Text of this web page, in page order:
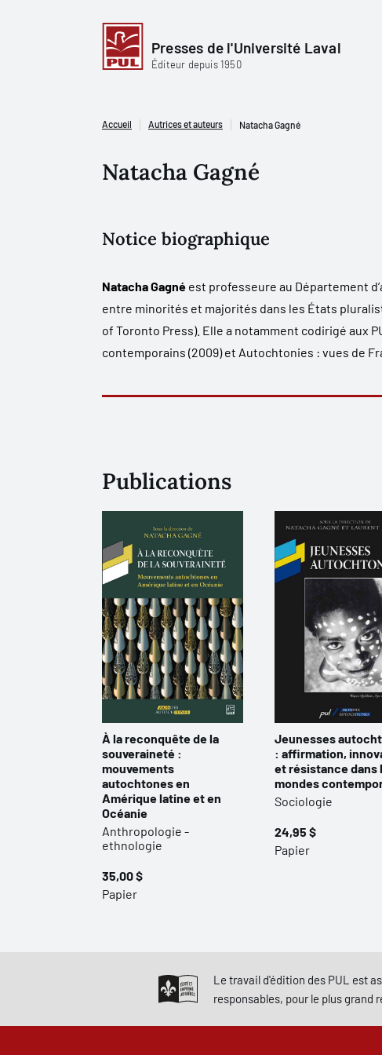
Presses de l'Université Laval
Éditeur depuis 1950
Accueil Autrices et auteurs Natacha Gagné
Natacha Gagné
Notice biographique
Natacha Gagné est professeure au Département
entre minorités et majorités dans les États
of Toronto Press). Elle a notamment codirigé aux
contemporains (2009) et Autochtonies : vues de
Publications
À la reconquête de la
souveraineté :
mouvements
autochtones en
Amérique latine et en
Océanie
Anthropologie -
ethnologie
35,00 $
Papier
Jeunesses
: affirmation,
et résistance dans
mondes
Sociologie
24,95 $
Papier
Le travail d'édition des PUL est
responsables, pour le plus grand